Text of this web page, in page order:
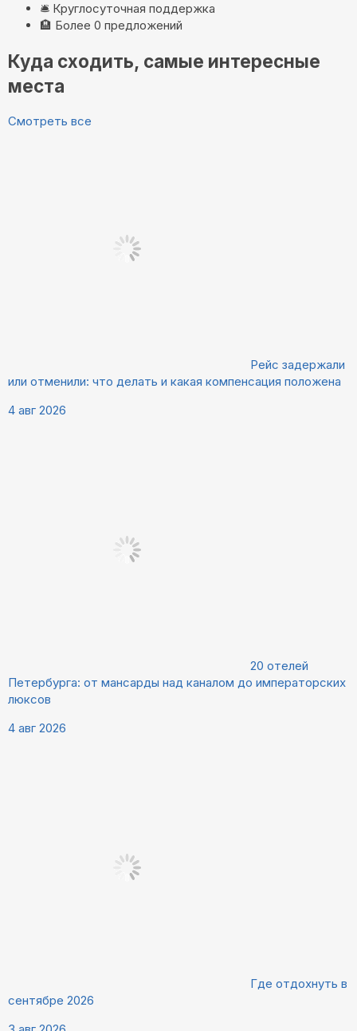
🛎️ Круглосуточная поддержка
🏨 Более 0 предложений
Куда сходить, самые интересные
места
Смотреть все
Рейс задержали
или отменили: что делать и какая компенсация положена
4 авг 2026
20 отелей
Петербурга: от мансарды над каналом до императорских
люксов
4 авг 2026
Где отдохнуть в
сентябре 2026